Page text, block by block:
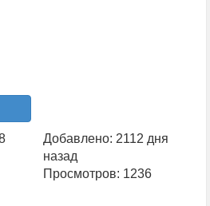
Добавлено: 2112 дня
назад
Просмотров: 1236